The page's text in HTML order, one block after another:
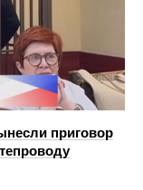
приговор